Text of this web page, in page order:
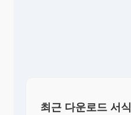
최근 다운로드 서식